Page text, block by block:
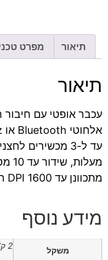
תיאור מפרט
תיאור
עכבר אופטי עם חיבור
מתכוונן עד
DPI 1600 חיי סוללה ארוכים עד 12 חודשים
מידע נוסף
משקל 2 ק"ג